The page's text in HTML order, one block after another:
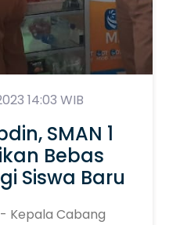
14:03 WIB
SMAN 1
Bebas
Siswa Baru
Kepala Cabang